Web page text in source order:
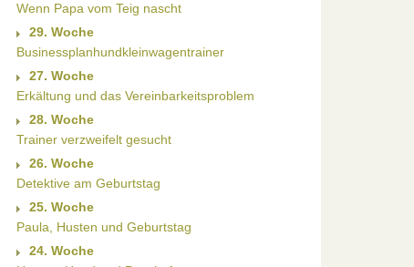
Wenn Papa vom Teig nascht
29. Woche
Businessplanhundkleinwagentrainer
27. Woche
Erkältung und das Vereinbarkeitsproblem
28. Woche
Trainer verzweifelt gesucht
26. Woche
Detektive am Geburtstag
25. Woche
Paula, Husten und Geburtstag
24. Woche